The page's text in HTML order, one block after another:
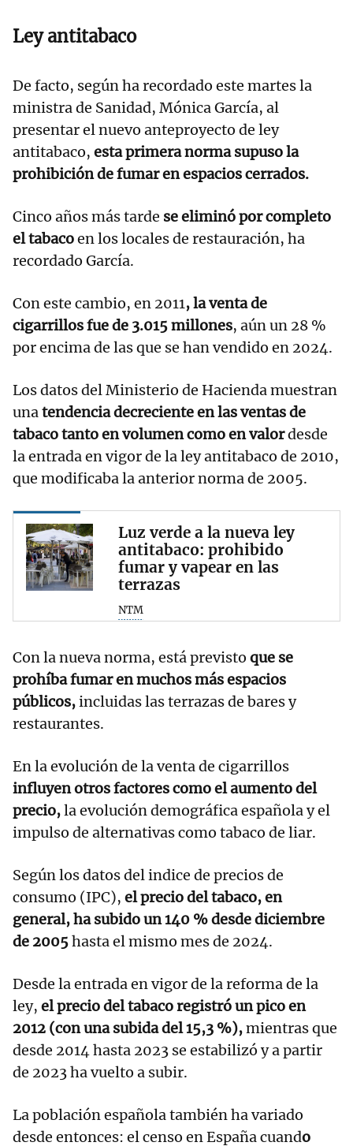
Ley antitabaco
De facto, según ha recordado este martes la
ministra de Sanidad, Mónica García, al
presentar el nuevo anteproyecto de ley
antitabaco, esta primera norma supuso la
prohibición de fumar en espacios cerrados.
Cinco años más tarde se eliminó por completo
el tabacoen los locales de restauración, ha
recordado García.
Con este cambio, en 2011, la venta de
cigarrillos fue de 3.015 millones, aún un 28 %
por encima de las que se han vendido en 2024.
Los datos del Ministerio de Hacienda muestran
unatendencia decreciente en las ventas de
tabaco tanto en volumen como en valordesde
la entrada en vigor de la ley antitabaco de 2010,
que modificaba la anterior norma de 2005.
Luz verde a la nueva ley
antitabaco: prohibido
fumar y vapear en las
terrazas
NTM
Con la nueva norma, está previsto que se
prohíba fumar en muchos más espacios
públicos,incluidas las terrazas de bares y
restaurantes.
En la evolución de la venta de cigarrillos
influyen otros factores como el aumento del
precio,la evolución demográfica española y el
impulso de alternativas como tabaco de liar.
Según los datos del indice de precios de
consumo (IPC), el precio del tabaco, en
general, ha subido un 140 % desde diciembre
de 2005hasta el mismo mes de 2024.
Desde la entrada en vigor de la reforma de la
ley, el precio del tabaco registró un pico en
2012 (con una subida del 15,3 %),mientras que
desde 2014 hasta 2023 se estabilizó y a partir
de 2023 ha vuelto a subir.
La población española también ha variado
desde entonces: el censo en España cuando